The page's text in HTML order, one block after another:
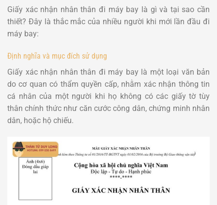
Giấy xác nhận nhân thân đi máy bay là gì và tại sao cần
thiết? Đây là thắc mắc của nhiều người khi mới lần đầu đi
máy bay:
Định nghĩa và mục đích sử dụng
Giấy xác nhận nhân thân đi máy bay là một loại văn bản
do cơ quan có thẩm quyền cấp, nhằm xác nhận thông tin
cá nhân của một người khi họ không có các giấy tờ tùy
thân chính thức như căn cước công dân, chứng minh nhân
dân, hoặc hộ chiếu.